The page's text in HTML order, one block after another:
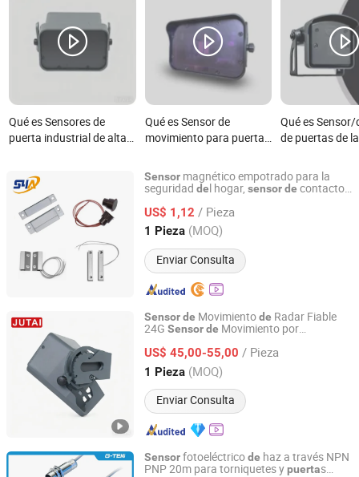
Qué es Sensores de
puerta industrial de alta
movimiento
Qué es Sensor de
movimiento para puertas
indicación de advertencia
Qué es
de puertas de
se mueven
sensor
Sensor magnético empotrado para la
seguridad del hogar, sensorde contacto
US$ 1,12 / Pieza
1 Pieza (MOQ)
Enviar Consulta
S4A Industrial Co., Limited
Guangdong, China Desde 2018
Sensorde Movimientode Radar Fiable
24G Sensorde Movimiento por
Automática Radar
US$ 45,00-55,00 / Pieza
1 Pieza (MOQ)
Enviar Consulta
Shenzhen Jutai Comm Co., Ltd.
Guangdong, China Desde 2021
Sensorfotoeléctricode haz a través NPN
PNP 20m para torniquetes ypuertas